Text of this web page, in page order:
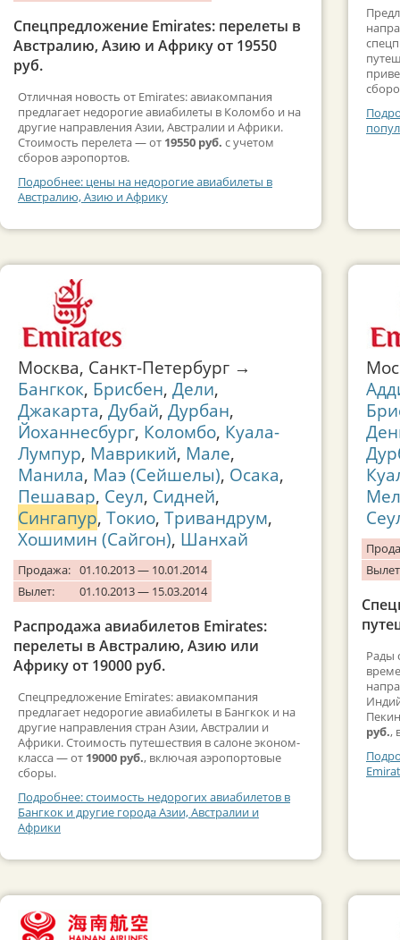
Спецпредложение Emirates: перелеты в
Австралию, Азию и Африку от 19550
руб.
Отличная новость от Emirates: авиакомпания
предлагает недорогие авиабилеты в Коломбо и на
другие направления Азии, Австралии и Африки.
Стоимость перелета — от 19550 руб. с учетом
сборов аэропортов.
Подробнее: цены на недорогие авиабилеты в
Австралию, Азию и Африку
Москва, Санкт-Петербург →
Бангкок, Брисбен, Дели,
Джакарта, Дубай, Дурбан,
Йоханнесбург, Коломбо, Куала-
Лумпур, Маврикий, Мале,
Манила, Маэ (Сейшелы), Осака,
Пешавар, Сеул, Сидней,
Сингапур, Токио, Тривандрум,
Хошимин (Сайгон), Шанхай
Продажа: 01.10.2013 — 10.01.2014
Вылет:
01.10.2013 — 15.03.2014
Распродажа авиабилетов Emirates:
перелеты в Австралию, Азию или
Африку от 19000 руб.
Спецпредложение Emirates: авиакомпания
предлагает недорогие авиабилеты в Бангкок и на
другие направления стран Азии, Австралии и
Африки. Стоимость путешествия в салоне эконом-
класса — от 19000 руб., включая аэропортовые
сборы.
Подробнее: стоимость недорогих авиабилетов в
Бангкок и другие города Азии, Австралии и
Африки
Рады
руб.,